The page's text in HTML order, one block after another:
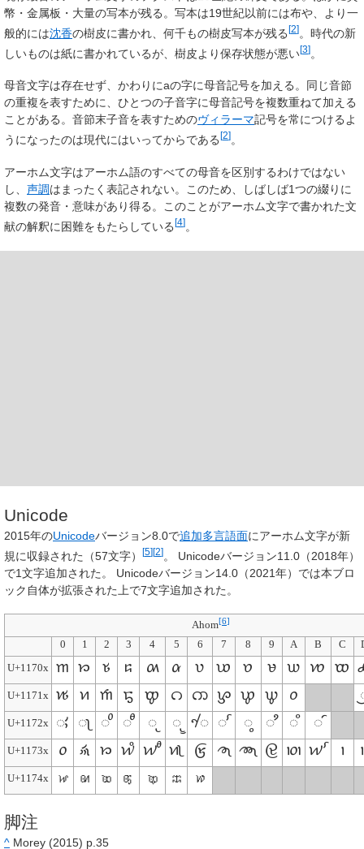
幣・金属板・大量の写本が残る。写本は19世紀以前には布や、より一
般的には沈香の樹皮に書かれ、何千もの樹皮写本が残る [2] 。時代の新
しいものは紙に書かれているが、樹皮より保存状態が悪い[3]。
母音文字は存在せず、かわりにaの字に母音記号を加える。同じ音節
の重複を表すために、ひとつの子音字に母音記号を複数重ねて加える
ことがある。音節末子音を表すためのヴィラーマ記号を常につけるよ
うになったのは現代にはいってからである [2] 。
アーホム文字はアーホム語のすべての母音を区別するわけではない
し、 声調はまったく表記されない。このため、しばしば1つの綴りに
複数の発音・意味があり得る。このことがアーホム文字で書かれた文
献の解釈に困難をもたらしている[4]
Unicode
2015年のUnicodeバージョン8.0で追加多言語面にアーホム文字が新
規に収録された（57文字）
[5][2] 。 Unicodeバージョン11.0（2018年）
で1文字追加された。 Unicodeバージョン14.0（2021年）では本ブロ
ック自体が拡張された上で7文字追加された。
Ahom[6]
0 1 2 3 4 5 6 7 8 9 A B C
U+1170x 𑜀 𑜁 𑜂 𑜃 𑜄 𑜅 𑜆 𑜇 𑜈 𑜉 𑜊 𑜋 𑜌
U+1171x 𑜐 𑜑 𑜒 𑜓 𑜔 𑜕 𑜖 𑜗 𑜘 𑜙 𑜚
U+1172x 𑜠 𑜡 𑜢 𑜣 𑜤 𑜥 𑜦 𑜧 𑜨 𑜩 𑜪 𑜫
U+1173x 𑜰 𑜱 𑜲 𑜳 𑜴 𑜵 𑜶 𑜷 𑜸 𑜹 𑜺 𑜻 𑜼
U+1174x 𑝀 𑝁 𑝂 𑝃 𑝄 𑝅 𑝆
脚注
^ Morey (2015) p.35